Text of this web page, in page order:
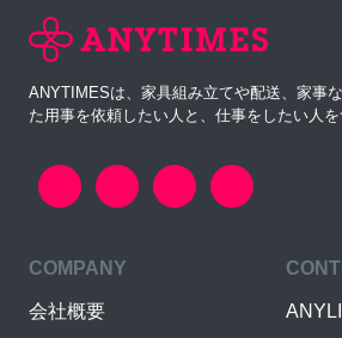
ANYTIMESは、家具組み立てや配送、家事
た用事を依頼したい人と、仕事をしたい人を
COMPANY
会社概要